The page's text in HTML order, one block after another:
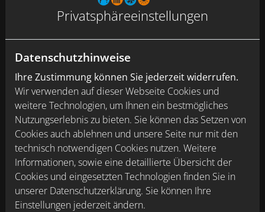
Interesse an einer neuen Herausforderung?
GmbH Zittau aus Zittau möchte ich gerne ein
unverbindliches und attraktives Job-Angebot vorstellen.
Dazu geht der erste Schritt ganz einfach über unsere
Kurzbewerbung ganz unten, aber auch telefonisch sind
wir jederzeit erreichbar.
Wir freuen uns auf die Zusammenarbeit!
Kontakt
Ansprechpartner: Herr Thomas Kurzke
E-Mail: info@guk-zittau.de
Telefon: 03583 57 570
Privatsphäre­einstellungen
Datenschutzhinweise
Ihre Zustimmung können Sie jederzeit widerrufen.
Wir verwenden auf dieser Webseite Cookies und
weitere Technologien, um Ihnen ein bestmögliches
Nutzungserlebnis zu bieten. Sie können das Setzen von
Cookies auch ablehnen und unsere Seite nur mit den
technisch notwendigen Cookies nutzen. Weitere
Informationen, sowie eine detaillierte Übersicht der
Cookies und eingesetzten Technologien finden Sie in
unserer Datenschutzerklärung. Sie können Ihre
Einstellungen jederzeit ändern.